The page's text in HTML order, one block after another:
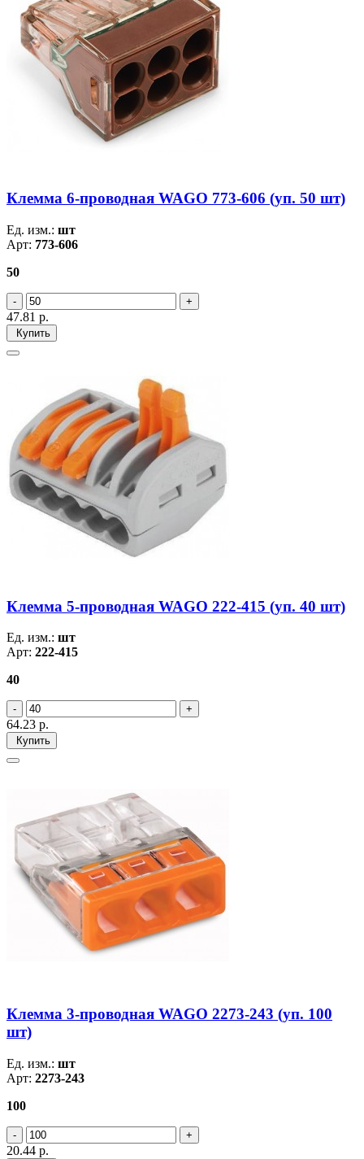
Клемма 6-проводная WAGO 773-606 (уп. 50 шт)
Ед. изм.: шт
Арт: 773-606
50
47.81 р.
Купить
Клемма 5-проводная WAGO 222-415 (уп. 40 шт)
Ед. изм.: шт
Арт: 222-415
40
64.23 р.
Купить
Клемма 3-проводная WAGO 2273-243 (уп. 100
шт)
Ед. изм.: шт
Арт: 2273-243
100
20.44 р.